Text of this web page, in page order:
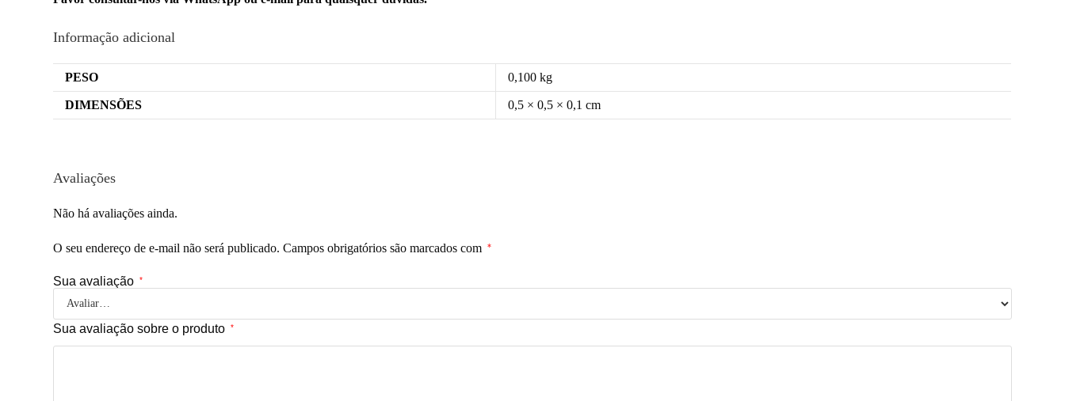
Informação adicional
PESO 0,100 kg
DIMENSÕES 0,5 × 0,5 × 0,1 cm
Avaliações
Não há avaliações ainda.
O seu endereço de e-mail não será publicado. Campos obrigatórios são marcados com *
Sua avaliação *
Sua avaliação sobre o produto *